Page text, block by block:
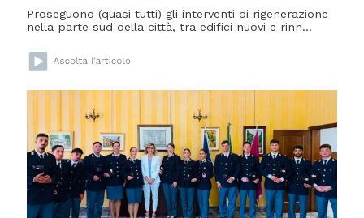
Proseguono (quasi tutti) gli interventi di rigenerazione
nella parte sud della città, tra edifici nuovi e rinn...